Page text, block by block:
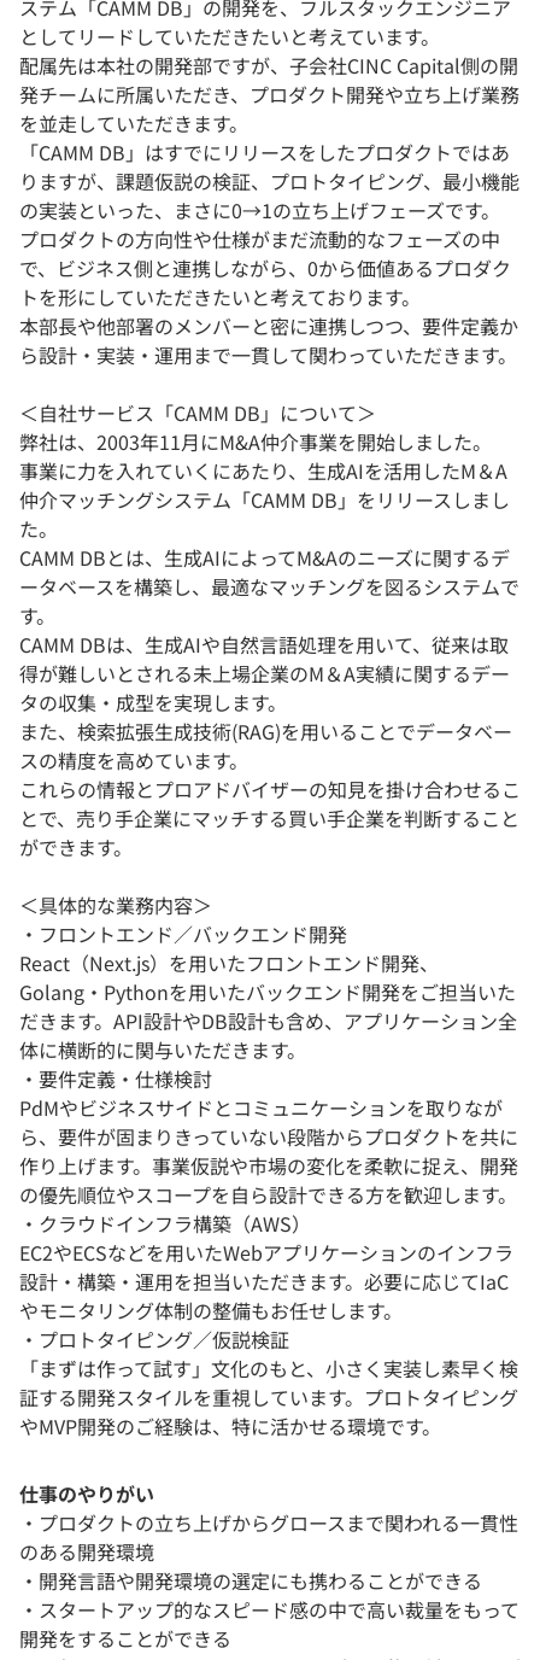
ステム「CAMM DB」の開発を、フルスタックエンジニア
としてリードしていただきたいと考えています。
配属先は本社の開発部ですが、子会社CINC Capital側の開
発チームに所属いただき、プロダクト開発や立ち上げ業務
を並走していただきます。
「CAMM DB」はすでにリリースをしたプロダクトではあ
りますが、課題仮説の検証、プロトタイピング、最小機能
の実装といった、まさに0→1の立ち上げフェーズです。
プロダクトの方向性や仕様がまだ流動的なフェーズの中
で、ビジネス側と連携しながら、0から価値あるプロダク
トを形にしていただきたいと考えております。
本部長や他部署のメンバーと密に連携しつつ、要件定義か
ら設計・実装・運用まで一貫して関わっていただきます。
＜自社サービス「CAMM DB」について＞
弊社は、2003年11月にM&A仲介事業を開始しました。
事業に力を入れていくにあたり、生成AIを活用したM＆A
仲介マッチングシステム「CAMM DB」をリリースしまし
た。
CAMM DBとは、生成AIによってM&Aのニーズに関するデ
ータベースを構築し、最適なマッチングを図るシステムで
す。
CAMM DBは、生成AIや自然言語処理を用いて、従来は取
得が難しいとされる未上場企業のM＆A実績に関するデー
タの収集・成型を実現します。
また、検索拡張生成技術(RAG)を用いることでデータベー
スの精度を高めています。
これらの情報とプロアドバイザーの知見を掛け合わせるこ
とで、売り手企業にマッチする買い手企業を判断すること
ができます。
＜具体的な業務内容＞
・フロントエンド／バックエンド開発
React（Next.js）を用いたフロントエンド開発、
Golang・Pythonを用いたバックエンド開発をご担当いた
だきます。API設計やDB設計も含め、アプリケーション全
体に横断的に関与いただきます。
・要件定義・仕様検討
PdMやビジネスサイドとコミュニケーションを取りなが
ら、要件が固まりきっていない段階からプロダクトを共に
作り上げます。事業仮説や市場の変化を柔軟に捉え、開発
の優先順位やスコープを自ら設計できる方を歓迎します。
・クラウドインフラ構築（AWS）
EC2やECSなどを用いたWebアプリケーションのインフラ
設計・構築・運用を担当いただきます。必要に応じてIaC
やモニタリング体制の整備もお任せします。
・プロトタイピング／仮説検証
「まずは作って試す」文化のもと、小さく実装し素早く検
証する開発スタイルを重視しています。プロトタイピング
やMVP開発のご経験は、特に活かせる環境です。
仕事のやりがい
・プロダクトの立ち上げからグロースまで関われる一貫性
のある開発環境
・開発言語や開発環境の選定にも携わることができる
・スタートアップ的なスピード感の中で高い裁量をもって
開発をすることができる